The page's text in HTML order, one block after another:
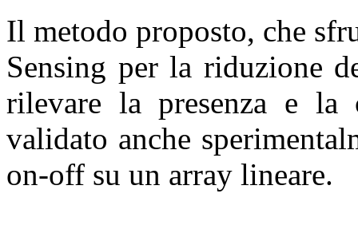
Il metodo proposto, che
Sensing per la riduzione
rilevare la presenza e la
validato anche
on-off su un array lineare.